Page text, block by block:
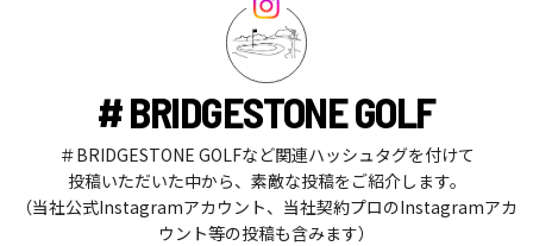
# BRIDGESTONE GOLF
＃BRIDGESTONE GOLFなど関連ハッシュタグを付けて
投稿いただいた中から、素敵な投稿をご紹介します。
（当社公式Instagramアカウント、当社契約プロのInstagramアカ
ウント等の投稿も含みます）